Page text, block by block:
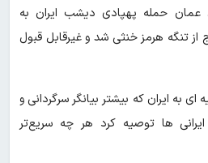
حمله پهپادی دیشب ایران به
تنگه هرمز خنثی شد و غیرقابل قبول
به ایران که بیشتر بیانگر سرگردانی و
ها توصیه کرد هر چه سریع‌تر